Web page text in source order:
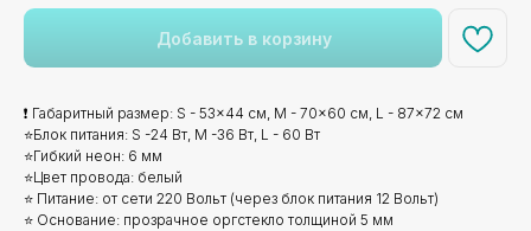
Добавить в корзину
❗ Габаритный размер: S - 53x44 см, M - 70x60 см, L - 87x72 см
⭐Блок питания: S -24 Вт, М -36 Вт, L - 60 Вт
⭐Гибкий неон: 6 мм
⭐Цвет провода: белый
⭐ Питание: от сети 220 Вольт (через блок питания 12 Вольт)
⭐ Основание: прозрачное оргстекло толщиной 5 мм